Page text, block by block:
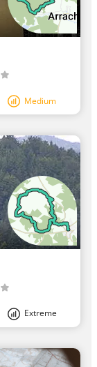
Medium
Extreme